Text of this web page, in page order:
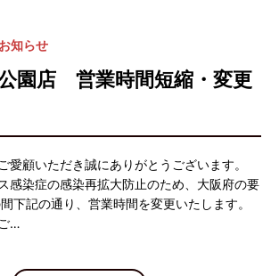
お知らせ
園店 営業時間短縮・変更
愛顧いただき誠にありがとうございます。
感染症の感染再拡大防止のため、大阪府の要
下記の通り、営業時間を変更いたします。
…